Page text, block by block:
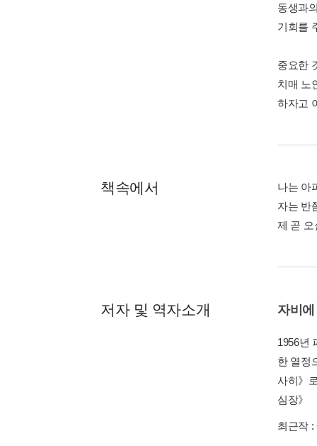
동생과
기회를
중요한
치매 노
하자고
책속에서
나는 아
자는 반
제 곧 오
저자 및 역자소개 자비
1956년
한 열정
사히》
심장》
최근작 :